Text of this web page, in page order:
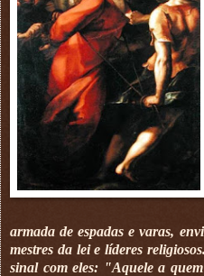
armada de espadas e varas,
mestres da lei e líderes
sinal com eles: "Aquele a